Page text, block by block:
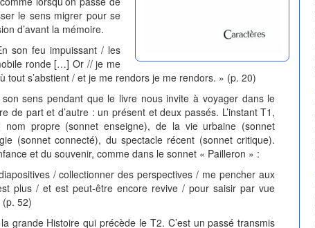
le sens migrer pour se
d’avant la mémoire.
son feu impuissant / les
ronde […] Or // je me
tout s’abstient / et je me rendors je me rendors. » (p. 20)
sens pendant que le livre nous invite à voyager dans le
de part et d’autre : un présent et deux passés. L’instant T1,
propre (sonnet enseigne), de la vie urbaine (sonnet
(sonnet connecté), du spectacle récent (sonnet critique).
et du souvenir, comme dans le sonnet « Pailleron » :
/ collectionner des perspectives / me pencher aux
plus / et est peut-être encore revive / pour saisir par vue
52)
grande Histoire qui précède le T2. C’est un passé transmis